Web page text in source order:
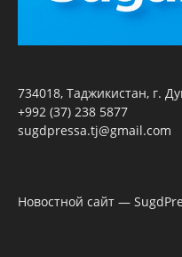
734018, Таджикистан, г.
+992 (37) 238 5877
sugdpressa.tj@gmail.com
Новостной сайт —